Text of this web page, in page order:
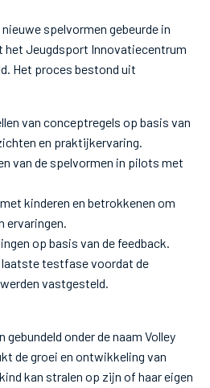
spelvormen gebeurde in
het Jeugdsport Innovatiecentrum
Het proces bestond uit
van conceptregels op basis van
en praktijkervaring.
van de spelvormen in pilots met
kinderen en betrokkenen om
ervaringen.
op basis van de feedback.
testfase voordat de
vastgesteld.
onder de naam Volley
de groei en ontwikkeling van
kan stralen op zijn of haar eigen